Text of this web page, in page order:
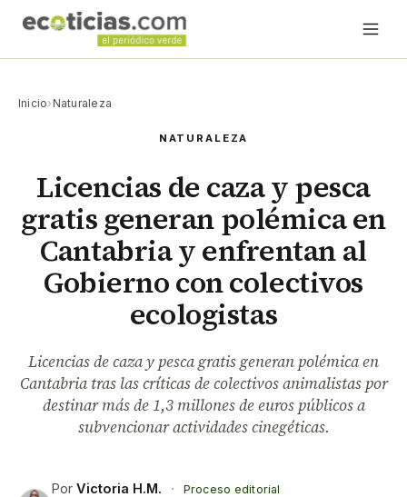
Inicio› Naturaleza
NATURALEZA
Licencias de caza y pesca
gratis generan polémica en
Cantabria y enfrentan al
Gobierno con colectivos
ecologistas
Licencias de caza y pesca gratis generan polémica en
Cantabria tras las críticas de colectivos animalistas por
destinar más de 1,3 millones de euros públicos a
subvencionar actividades cinegéticas.
Por Victoria H.M. ·
Proceso editorial